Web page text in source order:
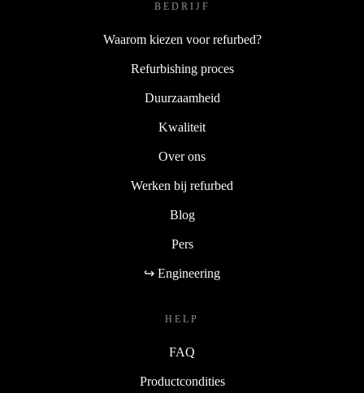
BEDRIJF
Waarom kiezen voor refurbed?
Refurbishing proces
Duurzaamheid
Kwaliteit
Over ons
Werken bij refurbed
Blog
Pers
↪ Engineering
HELP
FAQ
Productcondities